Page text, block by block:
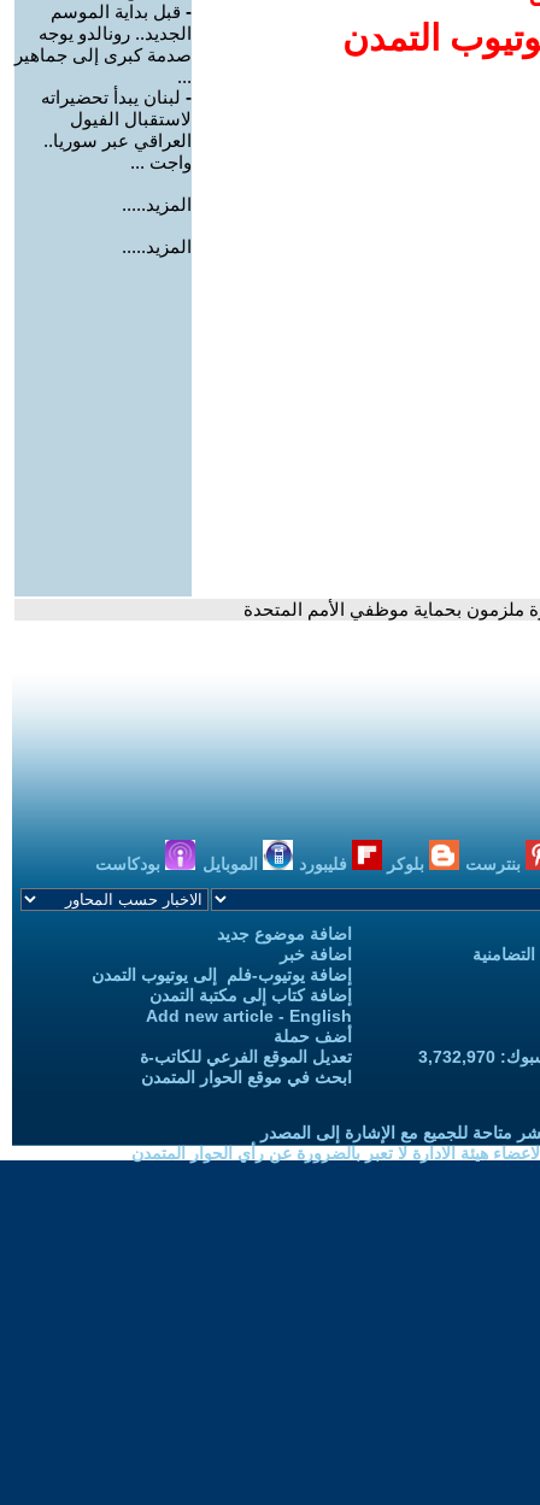
التمدن
- قبل بداية الموسم
الجديد.. رونالدو يوجه
صدمة كبرى إلى جماهير
...
- لبنان يبدأ تحضيراته
لاستقبال الفيول
العراقي عبر سوريا..
واجت ...
المزيد.....
المزيد.....
بحماية موظفي الأمم المتحدة
بنترست بلوكر فليبورد الموبايل بودكاست
اضافة موضوع جديد
اضافة خبر
إضافة يوتيوب-فلم إلى يوتيوب التمدن
إضافة كتاب إلى مكتبة التمدن
Add new article - English
أضف حملة
تعديل الموقع الفرعي للكاتب-ة
ابحث في موقع الحوار المتمدن
متاحة للجميع مع الإشارة إلى المصدر
هيئة الادارة لا تعبر بالضرورة عن رأي الحوار المتمدن